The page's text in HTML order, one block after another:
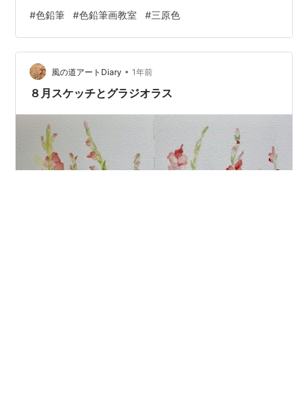
うとデッサン力も必要になってきます。 しかしながら、
色選びをしながらデッサン（ものの形や陰影）も意識す
るのって、最初のうちは難しいものです。 ということ
で、赤一色でデッサンをしちゃいます！ この上に、色を
重ねて混ぜていきます。 つまりデッサンと色作りの工程
#色鉛筆 #色鉛筆画教室 #三原色
風の道アートDiary • 1年前
８月スケッチとグラジオラス